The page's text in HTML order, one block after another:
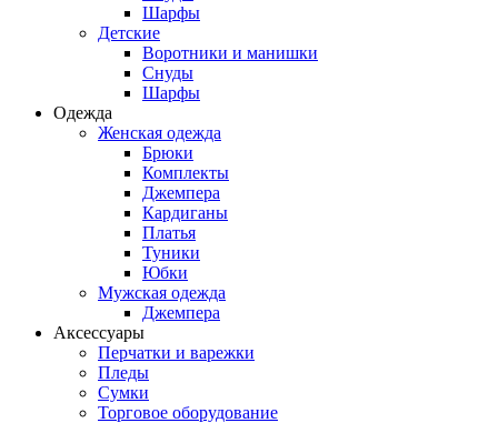
Шарфы
Детские
Воротники и манишки
Снуды
Шарфы
Одежда
Женская одежда
Брюки
Комплекты
Джемпера
Кардиганы
Платья
Туники
Юбки
Мужская одежда
Джемпера
Аксессуары
Перчатки и варежки
Пледы
Сумки
Торговое оборудование